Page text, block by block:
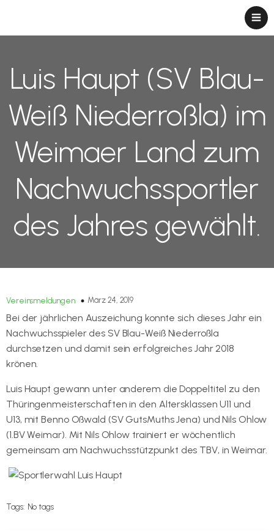
Luis Haupt (SV Blau-
Weiß Niederroßla) im
Weimaer Land zum
Nachwuchssportler
des Jahres gewählt.
Vereinsmeldungen März 24, 2019
Bei der jährlichen Auszeichung konnte sich dieses Jahr ein
Nachwuchsspieler des SV Blau-Weiß Niederroßla
durchsetzen und damit sein erfolgreiches Jahr 2018
krönen.
Luis Haupt gewann unter anderem die Doppeltitel zu den
Thüringenmeisterschaften in den Altersklassen U11 und
U13, mit Benno Oßwald (SV GutsMuths Jena) und Nils Ohlow
(1.BV Weimar). Mit Nils Ohlow trainiert er wöchentlich
gemeinsam am Nachwuchsstützpunkt des TBV, in Weimar.
Tags: No tags